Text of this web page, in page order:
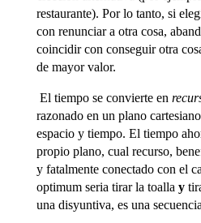
restaurante). Por lo tanto, si
con renunciar a otra cosa,
coincidir con conseguir otra
de mayor valor.
El tiempo se convierte en
razonado en un plano
espacio y tiempo. El tiempo
propio plano, cual recurso,
y fatalmente conectado con el
optimum seria tirar la toalla y
una disyuntiva, es una